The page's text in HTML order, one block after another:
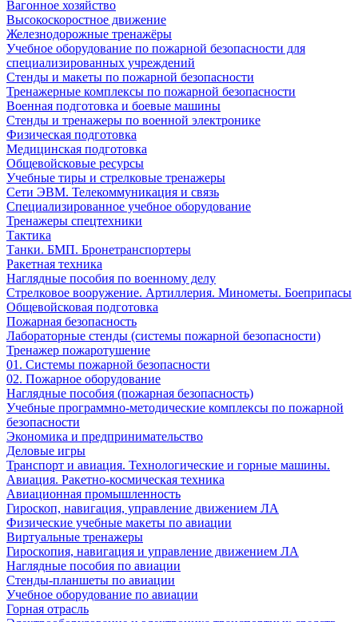
Вагонное хозяйство
Высокоскоростное движение
Железнодорожные тренажёры
Учебное оборудование по пожарной безопасности для
специализированных учреждений
Стенды и макеты по пожарной безопасности
Тренажерные комплексы по пожарной безопасности
Военная подготовка и боевые машины
Стенды и тренажеры по военной электронике
Физическая подготовка
Медицинская подготовка
Общевойсковые ресурсы
Учебные тиры и стрелковые тренажеры
Сети ЭВМ. Телекоммуникация и связь
Специализированное учебное оборудование
Тренажеры спецтехники
Тактика
Танки. БМП. Бронетранспортеры
Ракетная техника
Наглядные пособия по военному делу
Стрелковое вооружение. Артиллерия. Минометы. Боеприпасы
Общевойсковая подготовка
Пожарная безопасность
Лабораторные стенды (системы пожарной безопасности)
Тренажер пожаротушение
01. Системы пожарной безопасности
02. Пожарное оборудование
Наглядные пособия (пожарная безопасность)
Учебные программно-методические комплексы по пожарной
безопасности
Экономика и предпринимательство
Деловые игры
Транспорт и авиация. Технологические и горные машины.
Авиация. Ракетно-космическая техника
Авиационная промышленность
Гироскоп, навигация, управление движением ЛА
Физические учебные макеты по авиации
Виртуальные тренажеры
Гироскопия, навигация и управление движением ЛА
Наглядные пособия по авиации
Стенды-планшеты по авиации
Учебное оборудование по авиации
Горная отрасль